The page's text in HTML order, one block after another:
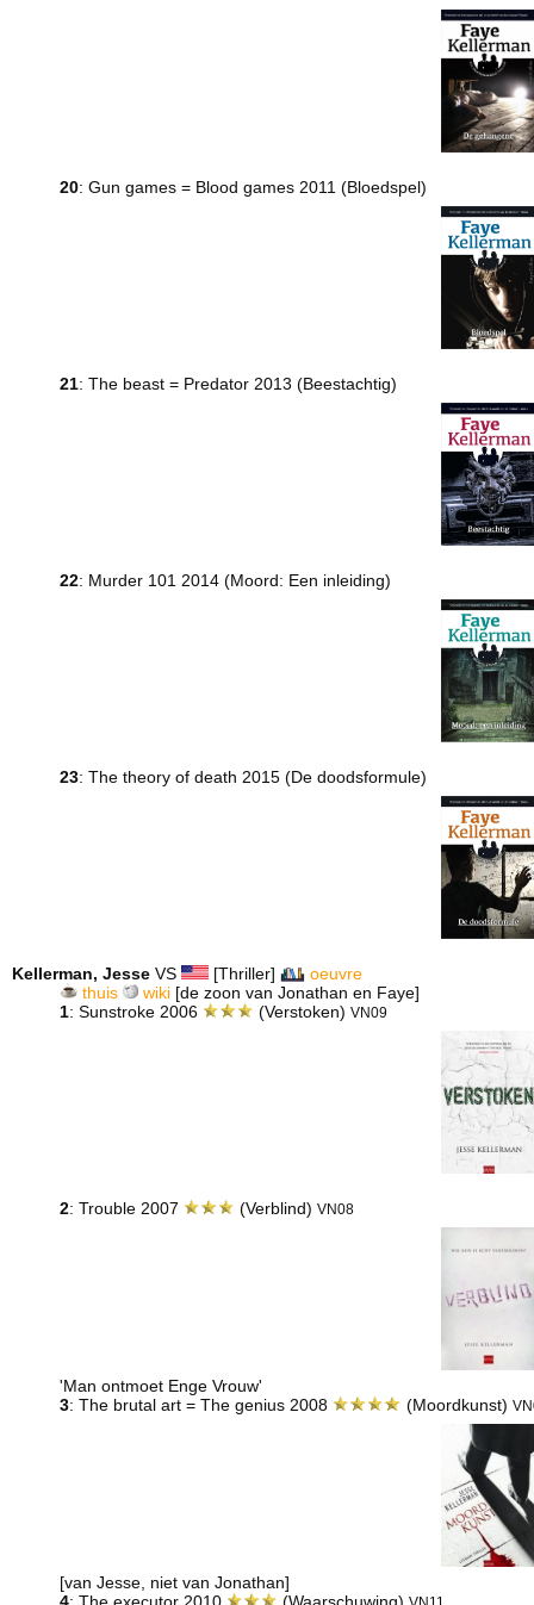
20: Gun games = Blood games 2011 (Bloedspel)
21: The beast = Predator 2013 (Beestachtig)
22: Murder 101 2014 (Moord: Een inleiding)
23: The theory of death 2015 (De doodsformule)
Kellerman, Jesse VS [Thriller]
oeuvre
thuis
wiki[de zoon van Jonathan en Faye]
1: Sunstroke 2006 (Verstoken)VN09
2: Trouble 2007 (Verblind)VN08
'Man ontmoet Enge Vrouw'
3: The brutal art = The genius 2008 (Moordkunst)
[van Jesse, niet van Jonathan]